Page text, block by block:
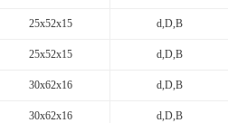
25x52x15 d,D,B
25x52x15 d,D,B
30x62x16 d,D,B
30x62x16 d,D,B